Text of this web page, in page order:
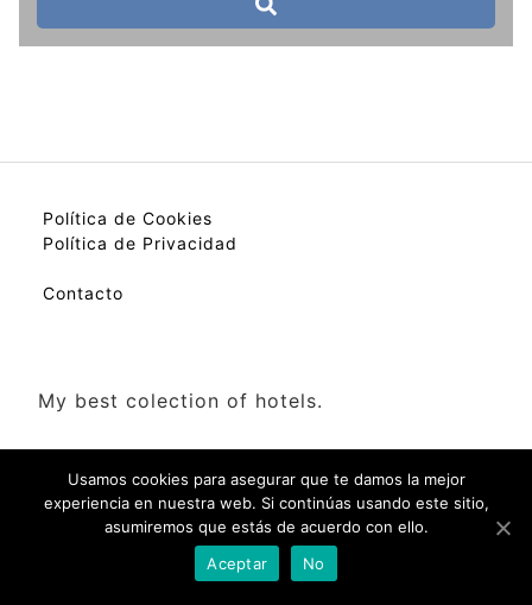
Política de Cookies
Política de Privacidad
Contacto
My best colection of hotels.
Usamos cookies para asegurar que te damos la mejor
experiencia en nuestra web. Si continúas usando este sitio,
asumiremos que estás de acuerdo con ello.
Aceptar
No
Check Availability(Disponibilidad)